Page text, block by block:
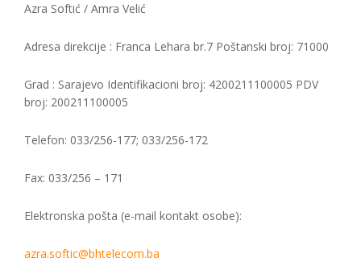
Azra Softić / Amra Velić
Adresa direkcije : Franca Lehara br.7 Poštanski broj: 71000
Grad : Sarajevo Identifikacioni broj: 4200211100005 PDV
broj: 200211100005
Telefon: 033/256-177; 033/256-172
Fax: 033/256 – 171
Elektronska pošta (e-mail kontakt osobe):
azra.softic@bhtelecom.ba